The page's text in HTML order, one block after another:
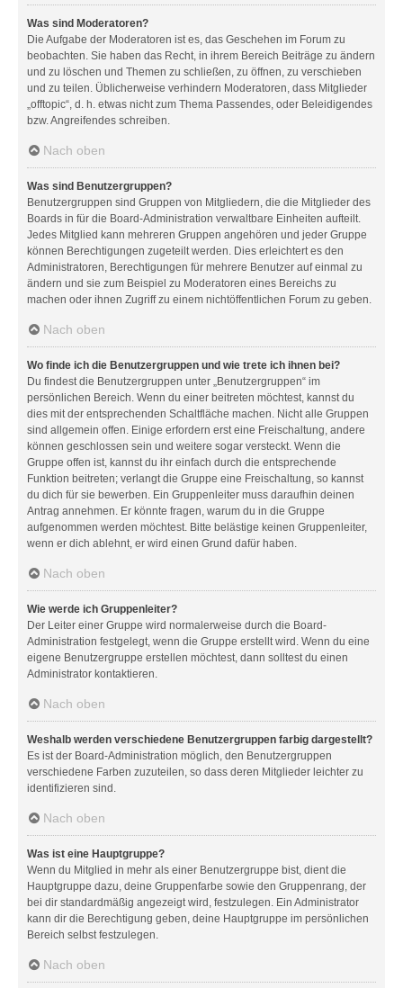
Was sind Moderatoren?
Die Aufgabe der Moderatoren ist es, das Geschehen im Forum zu
beobachten. Sie haben das Recht, in ihrem Bereich Beiträge zu ändern
und zu löschen und Themen zu schließen, zu öffnen, zu verschieben
und zu teilen. Üblicherweise verhindern Moderatoren, dass Mitglieder
„offtopic“, d. h. etwas nicht zum Thema Passendes, oder Beleidigendes
bzw. Angreifendes schreiben.
Nach oben
Was sind Benutzergruppen?
Benutzergruppen sind Gruppen von Mitgliedern, die die Mitglieder des
Boards in für die Board-Administration verwaltbare Einheiten aufteilt.
Jedes Mitglied kann mehreren Gruppen angehören und jeder Gruppe
können Berechtigungen zugeteilt werden. Dies erleichtert es den
Administratoren, Berechtigungen für mehrere Benutzer auf einmal zu
ändern und sie zum Beispiel zu Moderatoren eines Bereichs zu
machen oder ihnen Zugriff zu einem nichtöffentlichen Forum zu geben.
Nach oben
Wo finde ich die Benutzergruppen und wie trete ich ihnen bei?
Du findest die Benutzergruppen unter „Benutzergruppen“ im
persönlichen Bereich. Wenn du einer beitreten möchtest, kannst du
dies mit der entsprechenden Schaltfläche machen. Nicht alle Gruppen
sind allgemein offen. Einige erfordern erst eine Freischaltung, andere
können geschlossen sein und weitere sogar versteckt. Wenn die
Gruppe offen ist, kannst du ihr einfach durch die entsprechende
Funktion beitreten; verlangt die Gruppe eine Freischaltung, so kannst
du dich für sie bewerben. Ein Gruppenleiter muss daraufhin deinen
Antrag annehmen. Er könnte fragen, warum du in die Gruppe
aufgenommen werden möchtest. Bitte belästige keinen Gruppenleiter,
wenn er dich ablehnt, er wird einen Grund dafür haben.
Nach oben
Wie werde ich Gruppenleiter?
Der Leiter einer Gruppe wird normalerweise durch die Board-
Administration festgelegt, wenn die Gruppe erstellt wird. Wenn du eine
eigene Benutzergruppe erstellen möchtest, dann solltest du einen
Administrator kontaktieren.
Nach oben
Weshalb werden verschiedene Benutzergruppen farbig dargestellt?
Es ist der Board-Administration möglich, den Benutzergruppen
verschiedene Farben zuzuteilen, so dass deren Mitglieder leichter zu
identifizieren sind.
Nach oben
Was ist eine Hauptgruppe?
Wenn du Mitglied in mehr als einer Benutzergruppe bist, dient die
Hauptgruppe dazu, deine Gruppenfarbe sowie den Gruppenrang, der
bei dir standardmäßig angezeigt wird, festzulegen. Ein Administrator
kann dir die Berechtigung geben, deine Hauptgruppe im persönlichen
Bereich selbst festzulegen.
Nach oben